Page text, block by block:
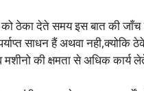
ठेका देते समय इस बात की जाँच
साधन हैं अथवा नही,क्योकि
की क्षमता से अधिक कार्य